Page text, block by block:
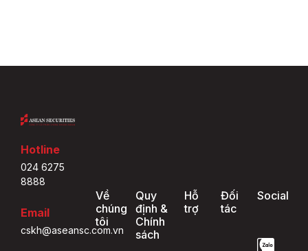
Hotline
024 6275
8888
Email
cskh@aseansc.com.vn
Về
chúng
tôi
Quy
định &
Chính
sách
Hỗ
trợ
Đối
tác
Social